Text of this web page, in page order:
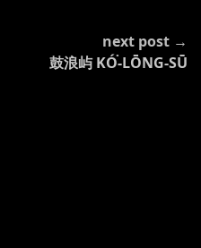
next post →
鼓浪屿 KÓ͘-LŌNG-SŪ